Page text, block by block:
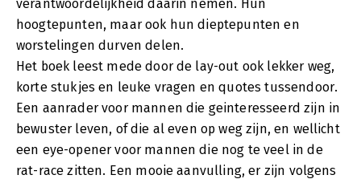
verantwoordelijkheid daarin nemen. Hun
hoogtepunten, maar ook hun dieptepunten en
worstelingen durven delen.
Het boek leest mede door de lay-out ook lekker weg,
korte stukjes en leuke vragen en quotes tussendoor.
Een aanrader voor mannen die geinteresseerd zijn in
bewuster leven, of die al even op weg zijn, en wellicht
een eye-opener voor mannen die nog te veel in de
rat-race zitten. Een mooie aanvulling, er zijn volgens